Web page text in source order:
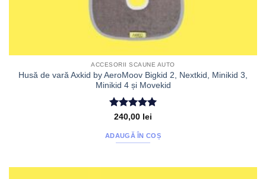
ACCESORII SCAUNE AUTO
Husă de vară Axkid by AeroMoov Bigkid 2, Nextkid, Minikid 3,
Minikid 4 și Movekid
Evaluat la
240,00 lei
ADAUGĂ ÎN COȘ